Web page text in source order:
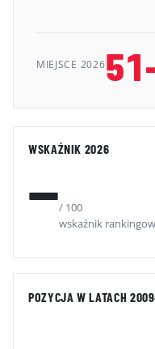
MIEJSCE 2026
WSKAŹNIK 2026
—/ 100
wskaźnik
POZYCJA W LATACH